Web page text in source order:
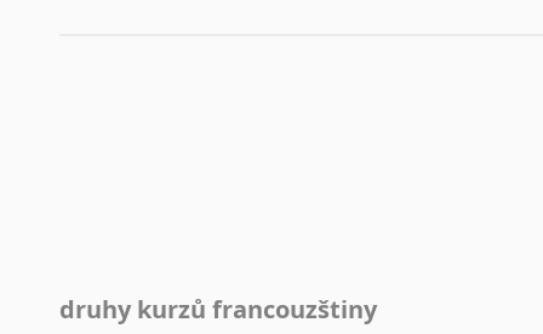
druhy kurzů francouzštiny